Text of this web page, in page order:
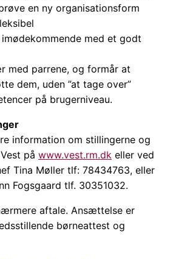
en ny organisationsform
med et godt
med parrene, og formår at
dem, uden ”at tage over”
på brugerniveau.
information om stillingerne og
på www.vest.rm.dk eller ved
Tina Møller tlf: 78434763, eller
Fogsgaard tlf. 30351032.
aftale. Ansættelse er
børneattest og